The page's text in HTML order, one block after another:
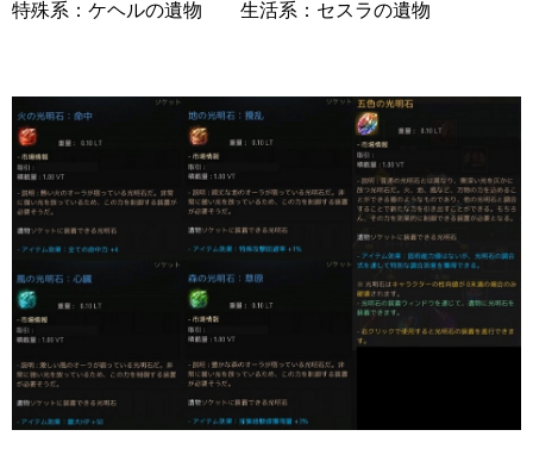
特殊系：ケヘルの遺物 生活系：セスラの遺物